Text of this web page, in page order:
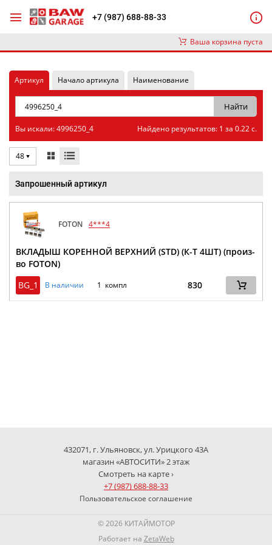
+7 (987) 688-88-33
Ваша корзина пуста
Артикул Начало артикула Наименование
Вы искали: 4996250_4 Найдено результатов: 1 за 0.22 с.
48
Запрошенный артикул
FOTON 4***4
ВКЛАДЫШ КОРЕННОЙ ВЕРХНИЙ (STD) (К-Т 4ШТ) (произ-
во FOTON)
BG_1
В наличии 1 компл 830
432071, г. Ульяновск, ул. Урицкого 43А
магазин «АВТОСИТИ» 2 этаж
Смотреть на карте ›
+7 (987) 688-88-33
Пользовательское соглашение
© 2026 КИТАЙМОТОР
Работает на ZetaWeb